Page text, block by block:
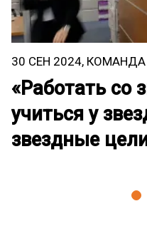
30 СЕН 2024, КОМАНДА
«Работать со
учиться у
звездные